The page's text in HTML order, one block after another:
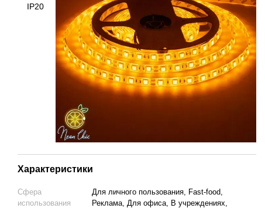
Характеристики
Сфера
использования
Для личного пользования, Fast-food,
Реклама, Для офиса, В учреждениях,